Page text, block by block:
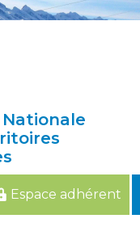
Nationale
Espace adhérent